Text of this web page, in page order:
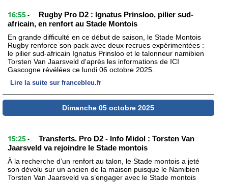
16:55 -
Rugby Pro D2 : Ignatus Prinsloo, pilier sud-
africain, en renfort au Stade Montois
En grande difficulté en ce début de saison, le Stade Montois
Rugby renforce son pack avec deux recrues expérimentées :
le pilier sud-africain Ignatus Prinsloo et le talonneur namibien
Torsten Van Jaarsveld d'après les informations de ICI
Gascogne révélées ce lundi 06 octobre 2025.
Lire la suite sur francebleu.fr
Dimanche 05 octobre 2025
15:25 -
Transferts. Pro D2 - Info Midol : Torsten Van
Jaarsveld va rejoindre le Stade montois
À la recherche d’un renfort au talon, le Stade montois a jeté
son dévolu sur un ancien de la maison puisque le Namibien
Torsten Van Jaarsveld va s’engager avec le Stade montois